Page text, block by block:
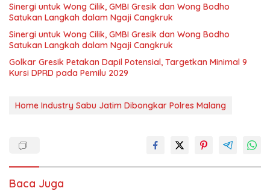
Sinergi untuk Wong Cilik, GMBI Gresik dan Wong Bodho
Satukan Langkah dalam Ngaji Cangkruk
Sinergi untuk Wong Cilik, GMBI Gresik dan Wong Bodho
Satukan Langkah dalam Ngaji Cangkruk
Golkar Gresik Petakan Dapil Potensial, Targetkan Minimal 9
Kursi DPRD pada Pemilu 2029
Home Industry Sabu Jatim Dibongkar Polres Malang
Baca Juga